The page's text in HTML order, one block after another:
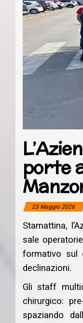
porte
23 Maggio 2026
Stamattina,
sale
formativo sul
declinazioni.
Gli staff
chirurgico:
spaziando